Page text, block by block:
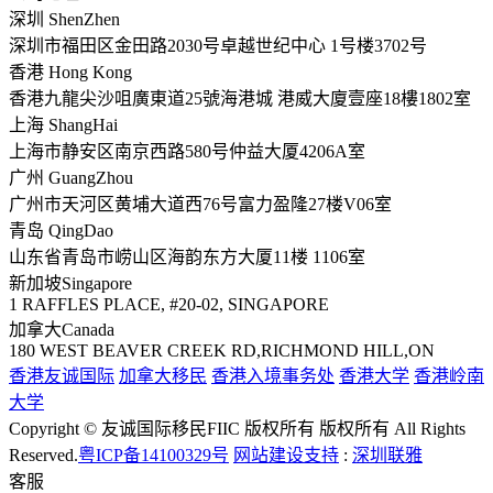
深圳 ShenZhen
深圳市福田区金田路2030号卓越世纪中心 1号楼3702号
香港 Hong Kong
香港九龍尖沙咀廣東道25號海港城 港威大廈壹座18樓1802室
上海 ShangHai
上海市静安区南京西路580号仲益大厦4206A室
广州 GuangZhou
广州市天河区黄埔大道西76号富力盈隆27楼V06室
青岛 QingDao
山东省青岛市崂山区海韵东方大厦11楼 1106室
新加坡Singapore
1 RAFFLES PLACE, #20-02, SINGAPORE
加拿大Canada
180 WEST BEAVER CREEK RD,RICHMOND HILL,ON
香港友诚国际 加拿大移民 香港入境事务处 香港大学 香港岭南
大学
Copyright © 友诚国际移民FIIC 版权所有 版权所有 All Rights
Reserved.粤ICP备14100329号 网站建设支持 : 深圳联雅
客服